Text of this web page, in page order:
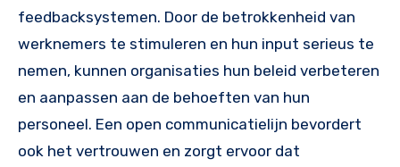
feedbacksystemen. Door de betrokkenheid van
werknemers te stimuleren en hun input serieus te
nemen, kunnen organisaties hun beleid verbeteren
en aanpassen aan de behoeften van hun
personeel. Een open communicatielijn bevordert
ook het vertrouwen en zorgt ervoor dat